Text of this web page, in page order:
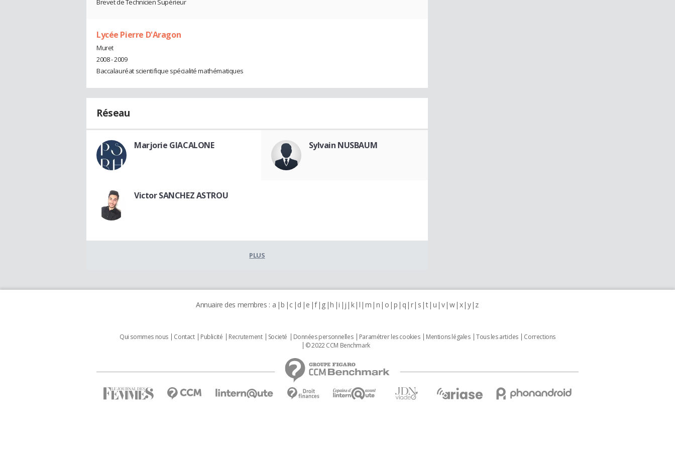
Brevet de Technicien Supérieur
Lycée Pierre D'Aragon
Muret
2008 - 2009
Baccalauréat scientifique spécialité mathématiques
Réseau
Marjorie GIACALONE Sylvain NUSBAUM
Victor SANCHEZ ASTROU
PLUS
Annuaire des membres : a b c d e f g h i j k l m n o p q r s t u v w x y z
Qui sommes nous Contact Publicité Recrutement Societé Données personnelles Paramétrer les cookies Mentions légales Tous les articles
Corrections
© 2022 CCM Benchmark